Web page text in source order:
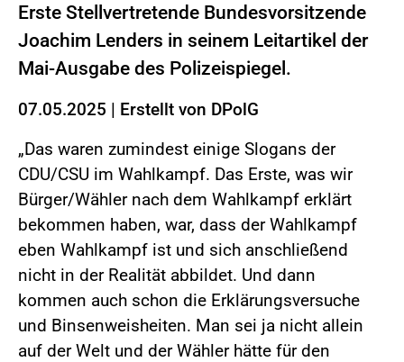
Erste Stellvertretende Bundesvorsitzende
Joachim Lenders in seinem Leitartikel der
Mai-Ausgabe des Polizeispiegel.
07.05.2025 | Erstellt von DPolG
„Das waren zumindest einige Slogans der
CDU/CSU im Wahlkampf. Das Erste, was wir
Bürger/Wähler nach dem Wahlkampf erklärt
bekommen haben, war, dass der Wahlkampf
eben Wahlkampf ist und sich anschließend
nicht in der Realität abbildet. Und dann
kommen auch schon die Erklärungsversuche
und Binsenweisheiten. Man sei ja nicht allein
auf der Welt und der Wähler hätte für den